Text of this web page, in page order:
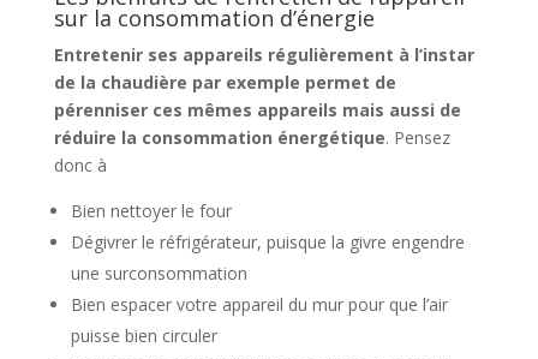
sur la consommation d’énergie
Entretenir ses appareils régulièrement à l’instar
de la chaudière par exemple permet de
pérenniser ces mêmes appareils mais aussi de
réduire la consommation énergétique. Pensez
donc à
Bien nettoyer le four
Dégivrer le réfrigérateur, puisque la givre engendre
une surconsommation
Bien espacer votre appareil du mur pour que l’air
puisse bien circuler